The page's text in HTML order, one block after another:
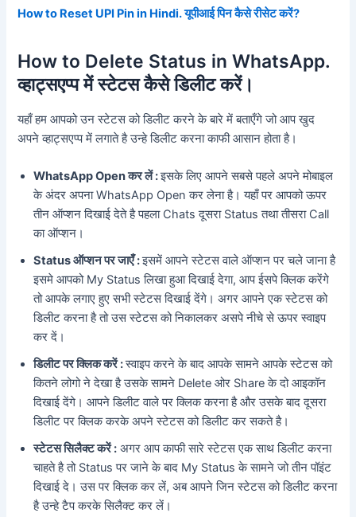
How to Reset UPI Pin in Hindi. यूपीआई पिन कैसे रीसेट करें?
How to Delete Status in WhatsApp.
व्हाट्सएप्प में स्टेटस कैसे डिलीट करें।
यहाँ हम आपको उन स्टेटस को डिलीट करने के बारे में बताएँगे जो आप खुद
अपने व्हाट्सएप्प में लगाते है उन्हे डिलीट करना काफी आसान होता है।
WhatsApp Open कर लें :इसके लिए आपने सबसे पहले अपने मोबाइल
के अंदर अपना WhatsApp Open कर लेना है। यहाँ पर आपको ऊपर
तीन ऑप्शन दिखाई देते है पहला Chats दूसरा Status तथा तीसरा Call
का ऑप्शन।
Status ऑप्शन पर जाएँ :इसमें आपने स्टेटस वाले ऑप्शन पर चले जाना है
इसमे आपको My Status लिखा हुआ दिखाई देगा, आप ईसपे क्लिक करेंगे
तो आपके लगाए हुए सभी स्टेटस दिखाई देंगे। अगर आपने एक स्टेटस को
डिलीट करना है तो उस स्टेटस को निकालकर असपे नीचे से ऊपर स्वाइप
कर दें।
डिलीट पर क्लिक करें :स्वाइप करने के बाद आपके सामने आपके स्टेटस को
कितने लोगो ने देखा है उसके सामने Delete ओर Share के दो आइकॉन
दिखाई देंगे। आपने डिलीट वाले पर क्लिक करना है और उसके बाद दूसरा
डिलीट पर क्लिक करके अपने स्टेटस को डिलीट कर सकते है।
स्टेटस सिलैक्ट करें : अगर आप काफी सारे स्टेटस एक साथ डिलीट करना
चाहते है तो Status पर जाने के बाद My Status के सामने जो तीन पॉइंट
दिखाई दे। उस पर क्लिक कर लें, अब आपने जिन स्टेटस को डिलीट करना
है उन्हे टैप करके सिलैक्ट कर लें।